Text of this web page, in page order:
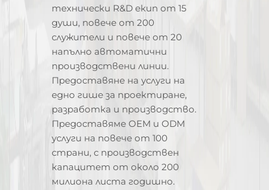
технически R&D екип от 15
души, повече от 200
служители и повече от 20
напълно автоматични
производствени линии.
Предоставяне на услуги на
едно гише за проектиране,
разработка и производство.
Предоставяме OEM и ODM
услуги на повече от 100
страни, с производствен
капацитет от около 200
милиона листа годишно.